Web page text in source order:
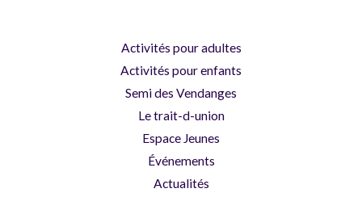
Activités pour adultes
Activités pour enfants
Semi des Vendanges
Le trait-d-union
Espace Jeunes
Événements
Actualités